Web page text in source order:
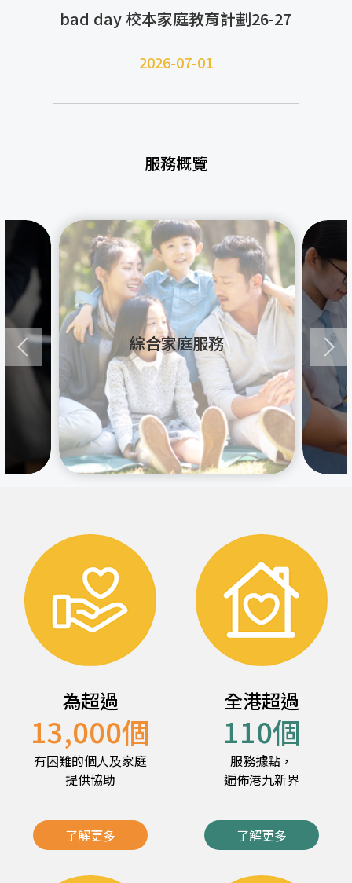
bad day 校本家庭教育計劃26-27
2026-07-01
服務概覽
綜合家庭服務
為超過
13,000個
有困難的個人及家庭
提供協助
了解更多
全港超過
110個
服務據點，
遍佈港九新界
了解更多